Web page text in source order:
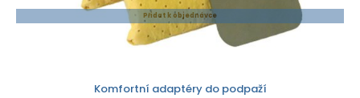
Přidat k objednávce
Komfortní adaptéry do podpaží